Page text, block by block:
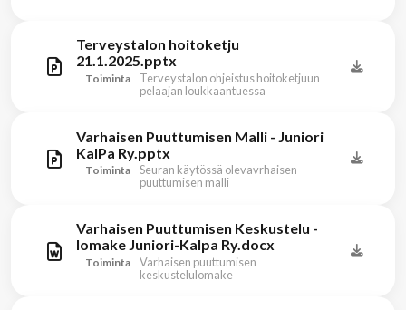
Terveystalon hoitoketju
21.1.2025.pptx
Toiminta
Terveystalon ohjeistus hoitoketjuun
pelaajan loukkaantuessa
Varhaisen Puuttumisen Malli - Juniori
KalPa Ry.pptx
Toiminta
Seuran käytössä olevavrhaisen
puuttumisen malli
Varhaisen Puuttumisen Keskustelu -
lomake Juniori-Kalpa Ry.docx
Toiminta
Varhaisen puuttumisen
keskustelulomake